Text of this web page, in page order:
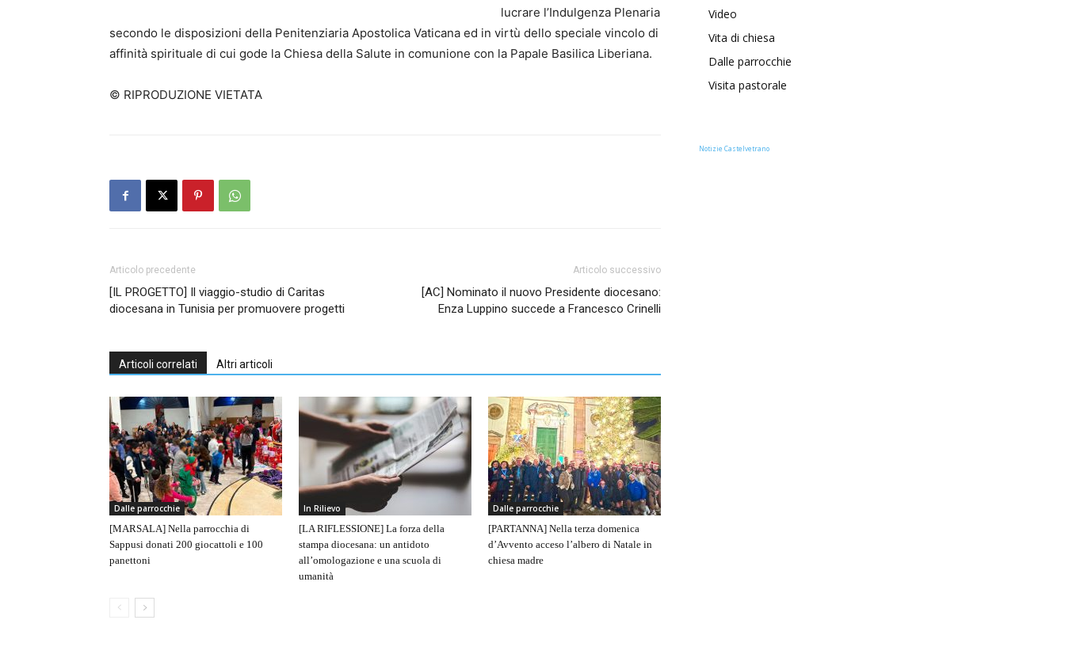
lucrare l’Indulgenza Plenaria
secondo le disposizioni della Penitenziaria Apostolica Vaticana ed in virtù dello speciale vincolo di
affinità spirituale di cui gode la Chiesa della Salute in comunione con la Papale Basilica Liberiana.
© RIPRODUZIONE VIETATA
Articolo precedente
[IL PROGETTO] Il viaggio-studio di Caritas
diocesana in Tunisia per promuovere progetti
Articolo successivo
[AC] Nominato il nuovo Presidente diocesano:
Enza Luppino succede a Francesco Crinelli
Articoli correlati Altri articoli
Dalle parrocchie
[MARSALA] Nella parrocchia di
Sappusi donati 200 giocattoli e 100
panettoni
In Rilievo
[LA RIFLESSIONE] La forza della
stampa diocesana: un antidoto
all’omologazione e una scuola di
umanità
Dalle parrocchie
[PARTANNA] Nella terza domenica
d’Avvento acceso l’albero di Natale in
chiesa madre
Video
Vita di chiesa
Dalle parrocchie
Visita pastorale
Notizie Castelvetrano